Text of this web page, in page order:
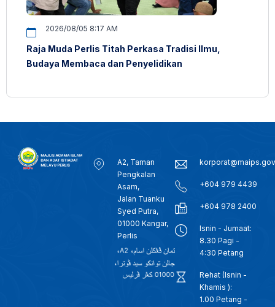
2026/08/05 8:17 AM
Raja Muda Perlis Titah Perkasa Tradisi Ilmu,
Budaya Membaca dan Penyelidikan
A2, Taman
Pengkalan
Asam,
Jalan Tuanku
Syed Putra,
01000 Kangar,
Perlis
+604 979 4439
+604 978 2400
Isnin - Jumaat:
8.30 Pagi -
4:30 Petang
Rehat (Isnin -
Khamis ):
1.00 Petang -